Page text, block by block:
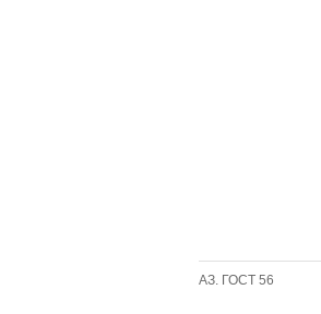
АЗ. ГОСТ 56